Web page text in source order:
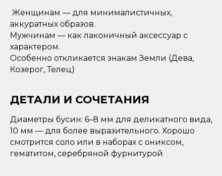
Женщинам — для минималистичных,
аккуратных образов.
Мужчинам — как лаконичный аксессуар с
характером.
Особенно откликается знакам Земли (Дева,
Козерог, Телец)
ДЕТАЛИ И СОЧЕТАНИЯ
Диаметры бусин: 6–8 мм для деликатного вида,
10 мм — для более выразительного. Хорошо
смотрится соло или в наборах с ониксом,
гематитом, серебряной фурнитурой